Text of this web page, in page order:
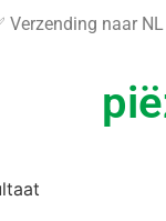
Verzending naar